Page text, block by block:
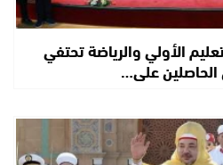
الأولي والرياضة تحتفي
الحاصلين على…